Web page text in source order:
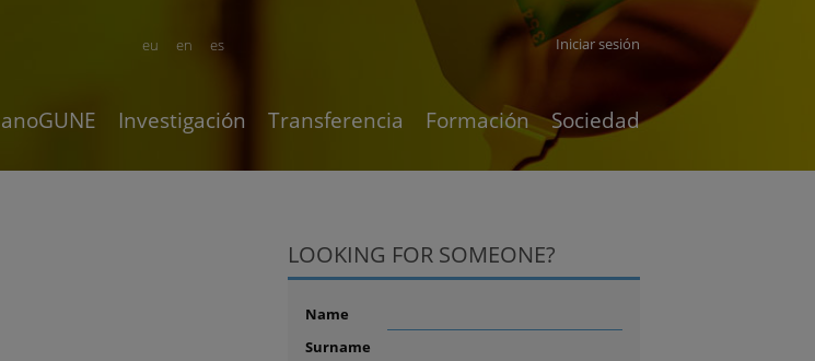
en es
eu Iniciar sesión
Investigación Transferencia Formación Sociedad
LOOKING FOR SOMEONE?
Name
Surname